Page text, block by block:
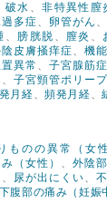
破水 、非特異性膣
多症、 卵管がん 、
、 膀胱脱 、 膣炎 、
皮膚掻痒症、 機
異常 、 子宮腺筋症
、 子宮頸管ポリープ
月経、頻発月経、
ものの異常（女性
（女性） 、 外陰
、 尿が出にくい、
下腹部の痛み（妊娠